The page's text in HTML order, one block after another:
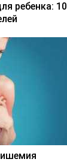
ребенка: 10